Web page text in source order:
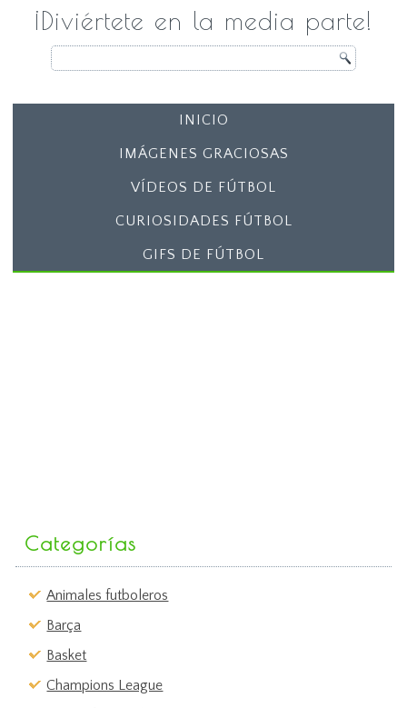
¡Diviértete en la media parte!
INICIO
IMÁGENES GRACIOSAS
VÍDEOS DE FÚTBOL
CURIOSIDADES FÚTBOL
GIFS DE FÚTBOL
Categorías
Animales futboleros
Barça
Basket
Champions League